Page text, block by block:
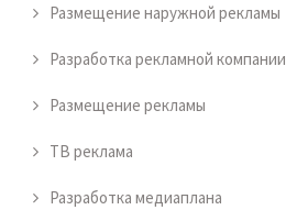
Размещение наружной рекламы
Разработка рекламной компании
Размещение рекламы
ТВ реклама
Разработка медиаплана